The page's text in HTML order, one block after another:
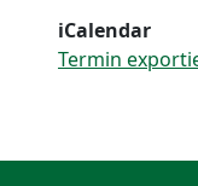
iCalendar
Termin